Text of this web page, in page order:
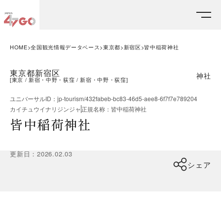
HOME 全国観光情報データベース 東京都 新宿区 皆中稲荷神社
東京都新宿区
[東京 新宿・中野・荻窪 新宿・中野・荻窪] 神社
ユニバーサルID ： jp-tourism/432fabeb-bc83-46d5-aee8-6f7f7e789204
カイチュウイナリジンジャ正規名称 ： 皆中稲荷神社
皆中稲荷神社
更新日 ：2026.02.03
シェア